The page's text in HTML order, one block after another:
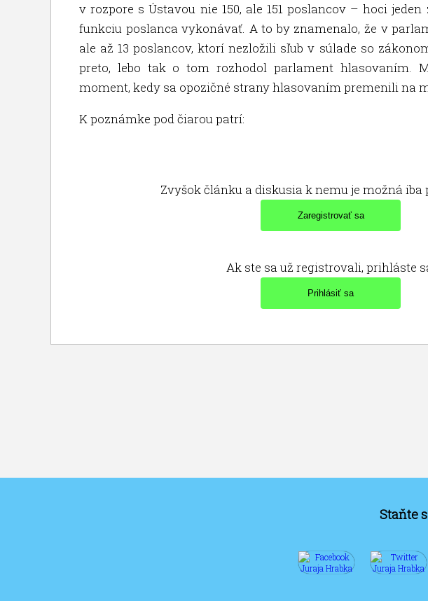
v rozpore s Ústavou nie 150, ale 151 poslancov – hoci jeden
funkciu poslanca vykonávať. A to by znamenalo, že v
ale až 13 poslancov, ktorí nezložili sľub v súlade so
preto, lebo tak o tom rozhodol parlament hlasovaním.
moment, kedy sa opozičné strany hlasovaním premenili na
K poznámke pod čiarou patrí:
Zvyšok článku a diskusia k nemu je možná iba
Ak ste sa už registrovali, prihláste
Staňte